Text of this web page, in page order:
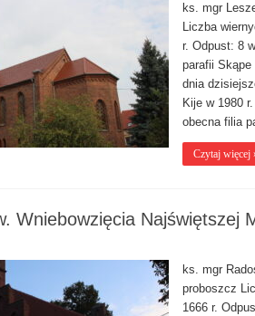
ks. mgr
Liczba
r. Odpust: 8
parafii
dnia
Kije w 1980
obecna filia
Czytaj więcej
Wniebowzięcia Najświętszej
ks. mgr
proboszcz
1666 r.